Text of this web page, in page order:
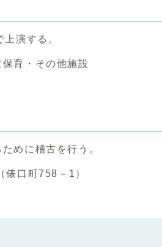
演する。
育・その他施設
めに稽古を行う。
口町758－1）